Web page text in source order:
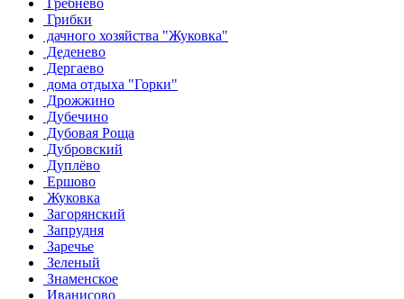
Гребнево
Грибки
дачного хозяйства "Жуковка"
Деденево
Дергаево
дома отдыха "Горки"
Дрожжино
Дубечино
Дубовая Роща
Дубровский
Дуплёво
Ершово
Жуковка
Загорянский
Запрудня
Заречье
Зеленый
Знаменское
Иванисово